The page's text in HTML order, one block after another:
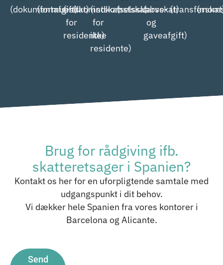
(dokumentafgift)
(formueskat)(indkomstskat
for
residente)
(indkomstskat
for
ikke
residente)
(selsskabsskat)
(arve-
og
gaveafgift)
Brug for rådgiving ifb.
skatteretsager i Spanien?
Kontakt os her for en uforpligtende samtale med
udgangspunkt i dit behov.
Vi dækker hele Spanien fra vores kontorer i
Barcelona og Alicante.
Send